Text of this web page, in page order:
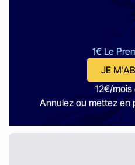
1€ Le
JE
12€/mois
Annulez ou mettez en